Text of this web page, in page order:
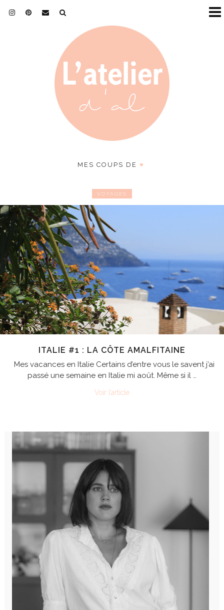
MES COUPS DE ♥
VOYAGES
ITALIE #1 : LA CÔTE AMALFITAINE
Mes vacances en Italie Certains d’entre vous le savent j’ai
passé une semaine en Italie mi août. Même si il …
Voir l’article